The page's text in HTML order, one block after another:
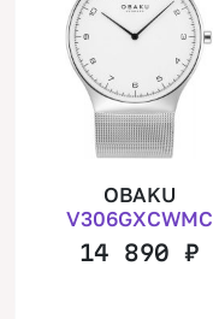
OBAKU
V306GXCWMC
14 890₽